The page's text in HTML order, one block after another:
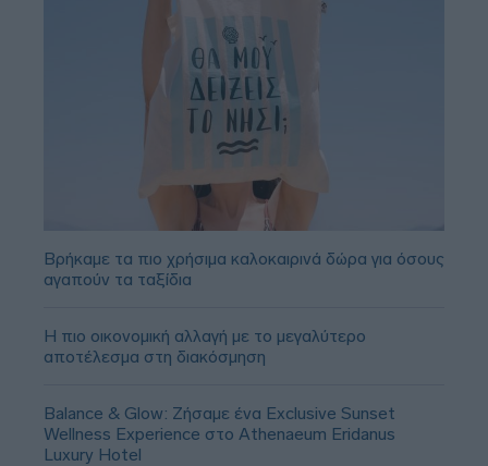
Βρήκαμε τα πιο χρήσιμα καλοκαιρινά δώρα για όσους
αγαπούν τα ταξίδια
Η πιο οικονομική αλλαγή με το μεγαλύτερο
αποτέλεσμα στη διακόσμηση
Balance & Glow: Ζήσαμε ένα Exclusive Sunset
Wellness Experience στο Athenaeum Eridanus
Luxury Hotel